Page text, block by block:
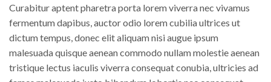
Curabitur aptent pharetra porta lorem viverra nec vivamus
fermentum dapibus, auctor odio lorem cubilia ultrices ut
dictum tempus, donec elit aliquam nisi augue ipsum
malesuada quisque aenean commodo nullam molestie aenean
tristique lectus iaculis viverra consequat conubia, ultricies ad